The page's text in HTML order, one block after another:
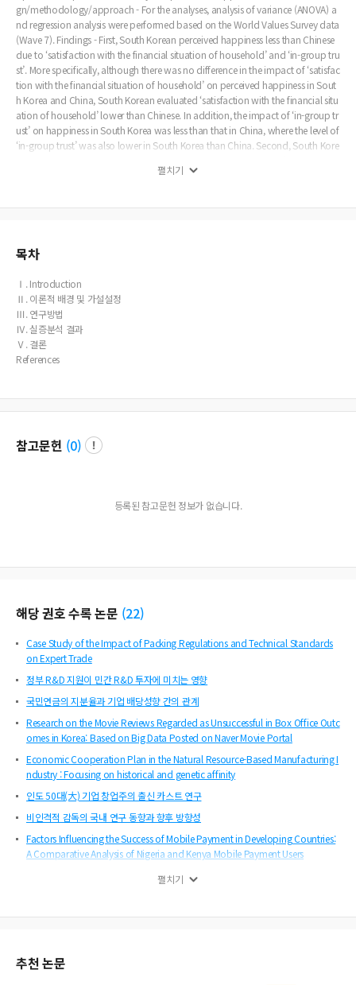
gn/methodology/approach - For the analyses, analysis of variance (ANOVA) a
nd regression analysis were performed based on the World Values Survey data
(Wave 7). Findings - First, South Korean perceived happiness less than Chinese
due to ‘satisfaction with the financial situation of household’ and ‘in-group tru
st’. More specifically, although there was no difference in the impact of ‘satisfac
tion with the financial situation of household’ on perceived happiness in Sout
h Korea and China, South Korean evaluated ‘satisfaction with the financial situ
ation of household’ lower than Chinese. In addition, the impact of ‘in-group tr
ust’ on happiness in South Korea was less than that in China, where the level of
‘in-group trust’ was also lower in South Korea than China. Second, South Kore
outh Korean had a higher level of ‘in-group trust’ than Japanese, the impact of
he contribution of ‘in-group trust’ to perceived happiness, calculated with the
Originality This study identifies the mechanism leading to low perception of ha
펼치기
목차
Ⅰ. Introduction
Ⅱ. 이론적 배경 및 가설설정
Ⅲ. 연구방법
Ⅳ. 실증분석 결과
Ⅴ. 결론
References
참고문헌 (0)
등록된 참고문헌 정보가 없습니다.
해당 권호 수록 논문 (22)
Case Study of the Impact of Packing Regulations and Technical Standards
on Expert Trade
정부 R&D 지원이 민간 R&D 투자에 미치는 영향
국민연금의 지분율과 기업 배당성향 간의 관계
Research on the Movie Reviews Regarded as Unsuccessful in Box Office Outc
omes in Korea: Based on Big Data Posted on Naver Movie Portal
Economic Cooperation Plan in the Natural Resource-Based Manufacturing I
ndustry : Focusing on historical and genetic affinity
인도 50대(大) 기업 창업주의 출신 카스트 연구
비인격적 감독의 국내 연구 동향과 향후 방향성
Factors Influencing the Success of Mobile Payment in Developing Countries:
A Comparative Analysis of Nigeria and Kenya Mobile Payment Users
연구개발 집약도가 높은 쇠퇴기 기업들의 원가행태
글로벌 기업에 대한 환경보조금과 환경투자지출이 중국 기업의 수익성에 미치는 영
펼치기
추천 논문